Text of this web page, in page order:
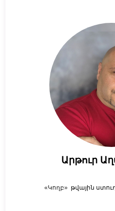
Արթուր
«Կողբ» թվային